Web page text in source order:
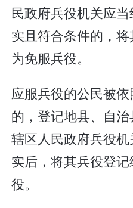
民政府兵役机关应
实且符合条件的，
为免服兵役。
应服兵役的公民被
的，登记地县、自
辖区人民政府兵役
实后，将其兵役登
役。